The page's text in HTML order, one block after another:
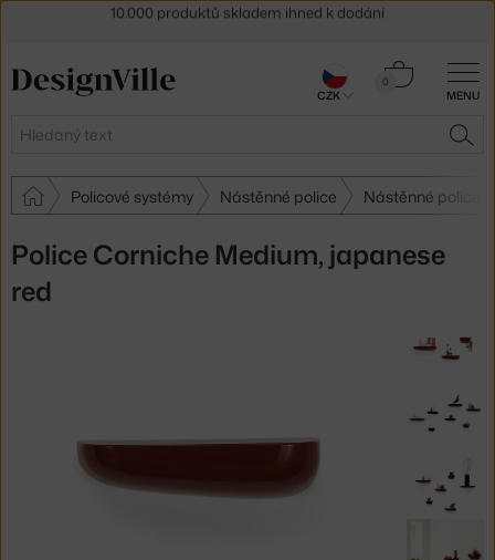
MENU
Hledat
0
Košík
Policové systémy Nástěnné police Nástěnné police
Police Corniche Medium, japanese
red
30 dní na vrácení zboží
CZK